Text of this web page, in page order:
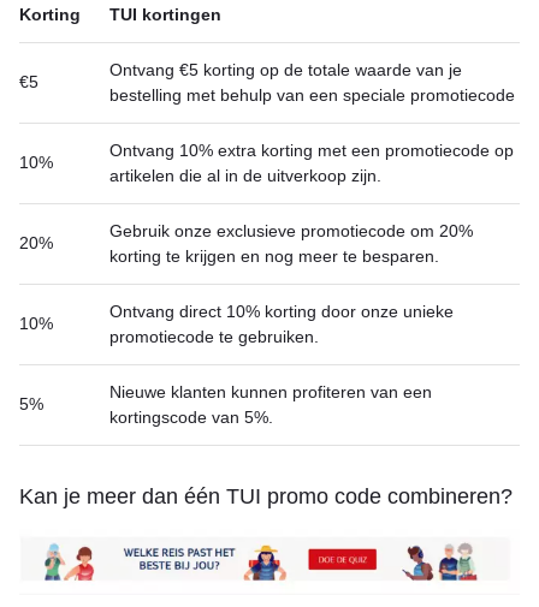
Korting TUI kortingen
€5
Ontvang €5 korting op de totale waarde van je
bestelling met behulp van een speciale promotiecode
10%
Ontvang 10% extra korting met een promotiecode op
artikelen die al in de uitverkoop zijn.
20%
Gebruik onze exclusieve promotiecode om 20%
korting te krijgen en nog meer te besparen.
10%
Ontvang direct 10% korting door onze unieke
promotiecode te gebruiken.
5%
Nieuwe klanten kunnen profiteren van een
kortingscode van 5%.
Kan je meer dan één TUI promo code combineren?